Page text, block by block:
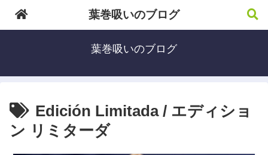
葉巻吸いのブログ
Edición Limitada / エディショ
ン リミターダ
葉巻吸いのブログ